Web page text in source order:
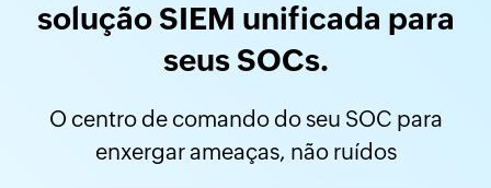
solução SIEM unificada para
seus SOCs.
O centro de comando do seu SOC para
enxergar ameaças, não ruídos